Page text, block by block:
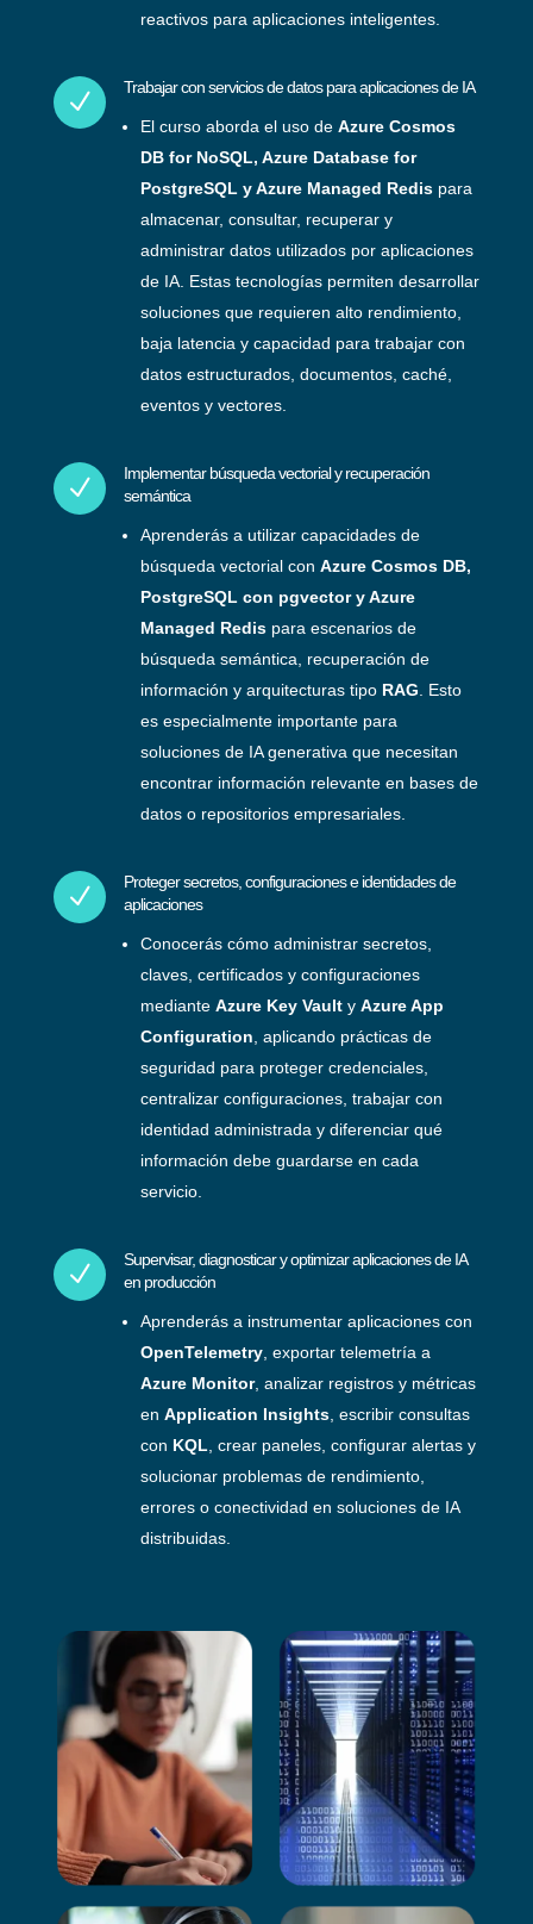
reactivos para aplicaciones inteligentes.
N Trabajar con servicios de datos para aplicaciones de IA
El curso aborda el uso de Azure Cosmos
DB for NoSQL, Azure Database for
PostgreSQL y Azure Managed Redispara
almacenar, consultar, recuperar y
administrar datos utilizados por aplicaciones
de IA. Estas tecnologías permiten desarrollar
soluciones que requieren alto rendimiento,
baja latencia y capacidad para trabajar con
datos estructurados, documentos, caché,
eventos y vectores.
N
Implementar búsqueda vectorial y recuperación
semántica
Aprenderás a utilizar capacidades de
búsqueda vectorial con Azure Cosmos DB,
PostgreSQL con pgvector y Azure
Managed Redispara escenarios de
búsqueda semántica, recuperación de
información y arquitecturas tipo RAG. Esto
es especialmente importante para
soluciones de IA generativa que necesitan
encontrar información relevante en bases de
datos o repositorios empresariales.
N
Proteger secretos, configuraciones e identidades de
aplicaciones
Conocerás cómo administrar secretos,
claves, certificados y configuraciones
mediante Azure Key Vaulty Azure App
Configuration, aplicando prácticas de
seguridad para proteger credenciales,
centralizar configuraciones, trabajar con
identidad administrada y diferenciar qué
información debe guardarse en cada
servicio.
N
Supervisar, diagnosticar y optimizar aplicaciones de IA
en producción
Aprenderás a instrumentar aplicaciones con
OpenTelemetry, exportar telemetría a
Azure Monitor, analizar registros y métricas
en Application Insights, escribir consultas
con KQL, crear paneles, configurar alertas y
solucionar problemas de rendimiento,
errores o conectividad en soluciones de IA
distribuidas.